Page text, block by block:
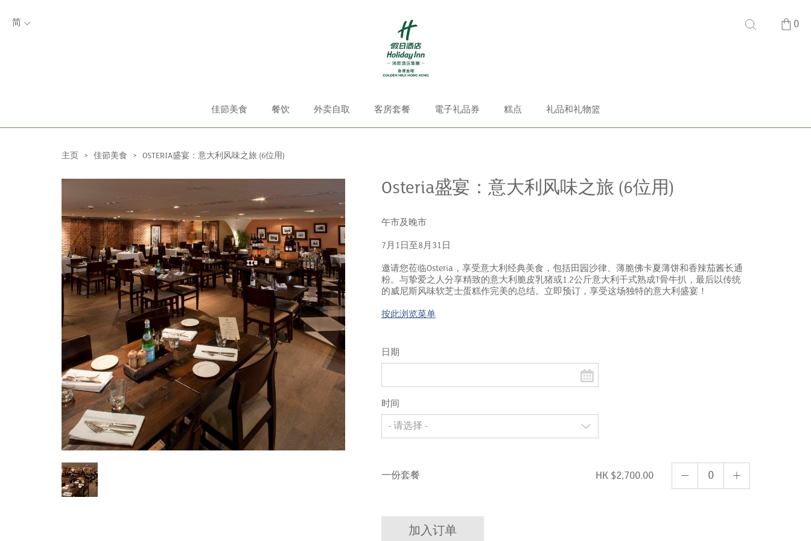
佳節美食 餐饮 外卖自取 客房套餐 電子礼品券 糕点 礼品和礼物篮
简 0
主页 > 佳節美食 > OSTERIA盛宴：意大利风味之旅 (6位用)
Osteria盛宴：意大利风味之旅 (6位用)
午市及晚市
7月1日至8月31日
邀请您莅临Osteria，享受意大利经典美食，包括田园沙律、薄脆佛卡夏薄饼和香辣茄酱长通
粉。与挚爱之人分享精致的意大利脆皮乳猪或1.2公斤意大利干式熟成T骨牛扒，最后以传统
的威尼斯风味软芝士蛋糕作完美的总结。立即预订，享受这场独特的意大利盛宴！
按此浏览菜单
日期
时间
- 请选择 -
一份套餐 HK $2,700.00
加入订单